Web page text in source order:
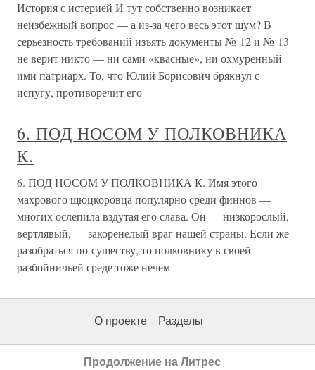
История с истерией И тут собственно возникает
неизбежный вопрос — а из-за чего весь этот шум? В
серьезность требований изъять документы № 12 и № 13
не верит никто — ни сами «квасные», ни охмуренный
ими патриарх. То, что Юлий Борисович брякнул с
испугу, противоречит его
6. ПОД НОСОМ У ПОЛКОВНИКА
К.
6. ПОД НОСОМ У ПОЛКОВНИКА К. Имя этого
махрового щюцкоровца популярно среди финнов —
многих ослепила вздутая его слава. Он — низкорослый,
вертлявый, — закоренелый враг нашей страны. Если же
разобраться по-существу, то полковнику в своей
разбойничьей среде тоже нечем
О проекте Разделы
Продолжение на Литрес